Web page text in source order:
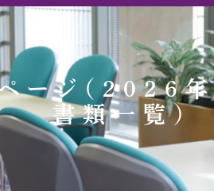
ージ（2026
書類一覧）